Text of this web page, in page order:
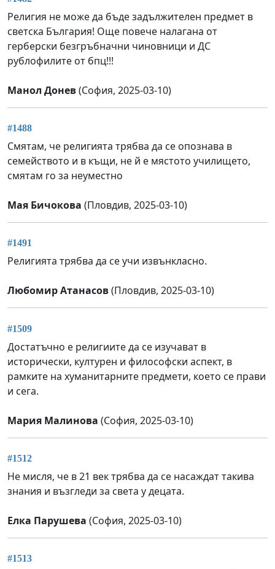
Религия не може да бъде задължителен предмет в
светска България! Още повече налагана от
герберски безгръбначни чиновници и ДС
рублофилите от бпц!!!
Манол Донев(София, 2025-03-10)
#1488
Смятам, че религията трябва да се опознава в
семейството и в къщи, не й е мястото училището,
смятам го за неуместно
Мая Бичокова (Пловдив, 2025-03-10)
#1491
Религията трябва да се учи извънкласно.
Любомир Атанасов(Пловдив, 2025-03-10)
#1509
Достатъчно е религиите да се изучават в
исторически, културен и философски аспект, в
рамките на хуманитарните предмети, което се прави
и сега.
Мария Малинова (София, 2025-03-10)
#1512
Не мисля, че в 21 век трябва да се насаждат такива
знания и възгледи за света у децата.
Елка Парушева (София, 2025-03-10)
#1513